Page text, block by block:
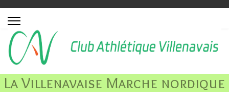
La Villenavaise Marche nordique